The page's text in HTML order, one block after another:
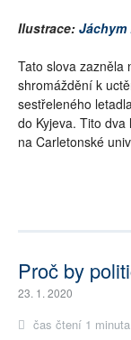
Ilustrace: Jáchym
Tato slova zazněla
shromáždění k
sestřeleného
do Kyjeva. Tito dva
na Carletonské
Proč by
23. 1. 2020
čas čtení 1 minuta